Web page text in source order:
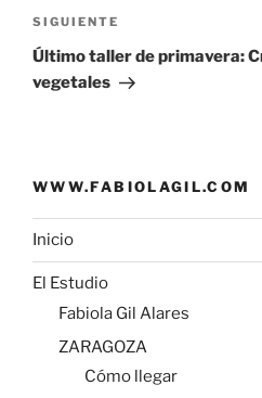
Siguiente
entrada
SIGUIENTE
Último taller de primavera:
vegetales
WWW.FABIOLAGIL.COM
Inicio
El Estudio
Fabiola Gil Alares
ZARAGOZA
Cómo llegar